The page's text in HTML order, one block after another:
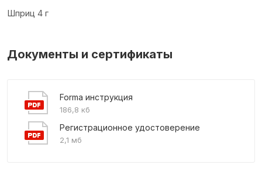
Шприц 4 г
Документы и сертификаты
Forma инструкция
186,8 кб
Регистрационное удостоверение
2,1 мб